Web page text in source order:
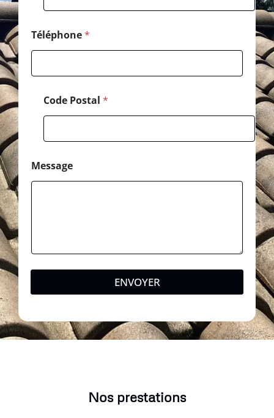
P
o
s
t
a
l
Téléphone*
Code Postal *
Message
ENVOYER
Nos prestations